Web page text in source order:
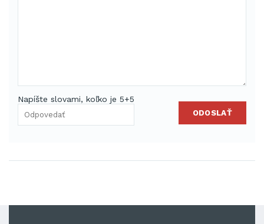
Napíšte slovami, koľko je 5+5
ODOSLAŤ